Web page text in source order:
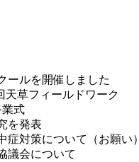
ールを開催しました
草フィールドワーク
業式
を発表
対策について（お願い）
議会について